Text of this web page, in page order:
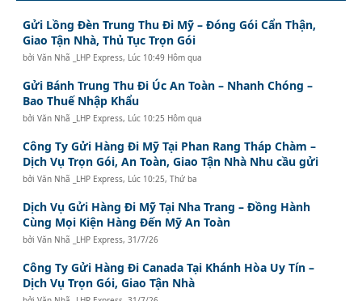
Gửi Lồng Đèn Trung Thu Đi Mỹ – Đóng Gói Cẩn Thận,
Giao Tận Nhà, Thủ Tục Trọn Gói
bởiVăn Nhã _LHP Express, Lúc 10:49 Hôm qua
Gửi Bánh Trung Thu Đi Úc An Toàn – Nhanh Chóng –
Bao Thuế Nhập Khẩu
bởiVăn Nhã _LHP Express, Lúc 10:25 Hôm qua
Công Ty Gửi Hàng Đi Mỹ Tại Phan Rang Tháp Chàm –
Dịch Vụ Trọn Gói, An Toàn, Giao Tận Nhà Nhu cầu gửi
bởiVăn Nhã _LHP Express, Lúc 10:25, Thứ ba
Dịch Vụ Gửi Hàng Đi Mỹ Tại Nha Trang – Đồng Hành
Cùng Mọi Kiện Hàng Đến Mỹ An Toàn
bởiVăn Nhã _LHP Express,31/7/26
Công Ty Gửi Hàng Đi Canada Tại Khánh Hòa Uy Tín –
Dịch Vụ Trọn Gói, Giao Tận Nhà